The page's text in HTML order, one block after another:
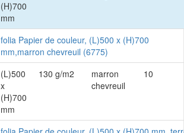
(H)700
mm
folia Papier de couleur, (L)500 x (H)700
mm,marron chevreuil (6775)
(L)500
x
(H)700
mm
130 g/m2
marron
chevreuil
10